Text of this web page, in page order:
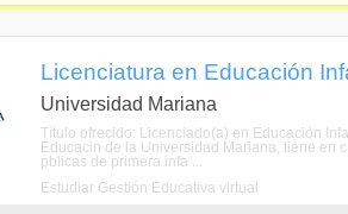
Licenciatura en Educación
Universidad Mariana
Título ofrecido: Licenciado(a) en Educación
Educacin de la Universidad Mariana, tiene en
pblicas de primera infa ...
Estudiar Gestión Educativa virtual